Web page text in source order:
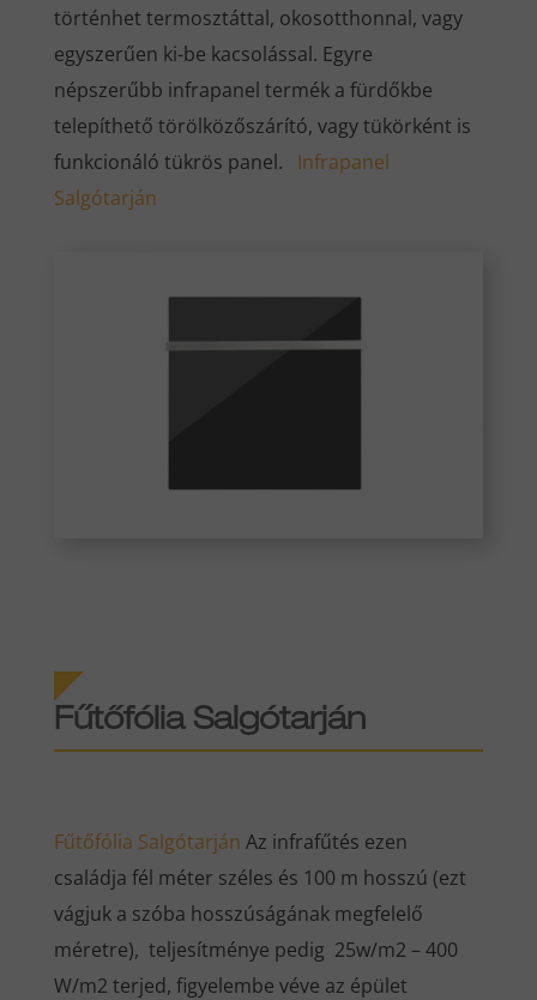
történhet termosztáttal, okosotthonnal, vagy
egyszerűen ki-be kacsolással. Egyre
népszerűbb infrapanel termék a fürdőkbe
telepíthető törölközőszárító, vagy tükörként is
funkcionáló tükrös panel. Infrapanel
Salgótarján
Fűtőfólia Salgótarján
Fűtőfólia Salgótarján Az infrafűtés ezen
családja fél méter széles és 100 m hosszú (ezt
vágjuk a szóba hosszúságának megfelelő
méretre), teljesítménye pedig 25w/m2 – 400
W/m2 terjed, figyelembe véve az épület